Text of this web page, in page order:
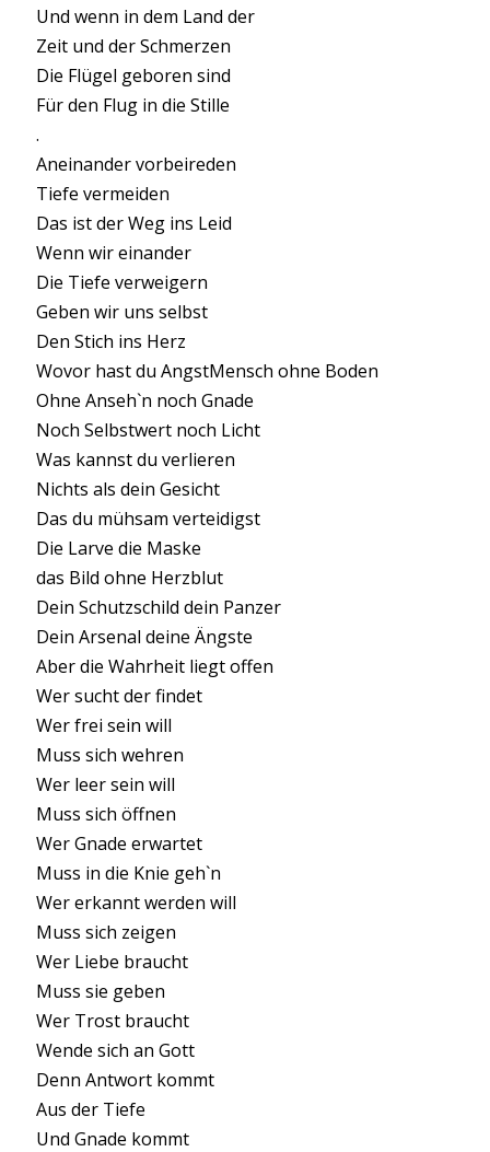
Und wenn in dem Land der
Zeit und der Schmerzen
Die Flügel geboren sind
Für den Flug in die Stille
.
Aneinander vorbeireden
Tiefe vermeiden
Das ist der Weg ins Leid
Wenn wir einander
Die Tiefe verweigern
Geben wir uns selbst
Den Stich ins Herz
Wovor hast du AngstMensch ohne Boden
Ohne Anseh`n noch Gnade
Noch Selbstwert noch Licht
Was kannst du verlieren
Nichts als dein Gesicht
Das du mühsam verteidigst
Die Larve die Maske
das Bild ohne Herzblut
Dein Schutzschild dein Panzer
Dein Arsenal deine Ängste
Aber die Wahrheit liegt offen
Wer sucht der findet
Wer frei sein will
Muss sich wehren
Wer leer sein will
Muss sich öffnen
Wer Gnade erwartet
Muss in die Knie geh`n
Wer erkannt werden will
Muss sich zeigen
Wer Liebe braucht
Muss sie geben
Wer Trost braucht
Wende sich an Gott
Denn Antwort kommt
Aus der Tiefe
Und Gnade kommt